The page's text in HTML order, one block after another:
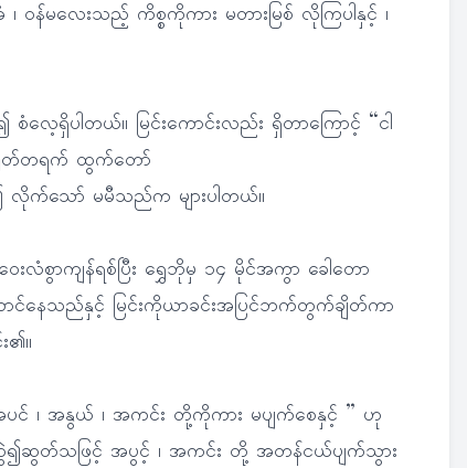
န်မလေးသည့် ကိစ္စကိုကား မတားမြစ် လိုကြပါနှင့် ၊
စံလေ့ရှိပါတယ်။ မြင်းကောင်းလည်း ရှိတာကြောင့် “ငါ
ရုတ်တရက် ထွက်တော်
လိုက်သော် မမီသည်က များပါတယ်။
လံစွာကျန်ရစ်ပြီး ရွှေဘိုမှ ၁၄ မိုင်အကွာ ခေါတော
နေသည်နှင့် မြင်းကိုယာခင်းအပြင်ဘက်တွက်ချိတ်ကာ
၏။
ပင် ၊ အနွယ် ၊ အကင်း တို့ကိုကား မပျက်စေနှင့် ” ဟု
၍ဆွတ်သဖြင့် အပွင့် ၊ အကင်း တို့ အတန်ငယ်ပျက်သွား